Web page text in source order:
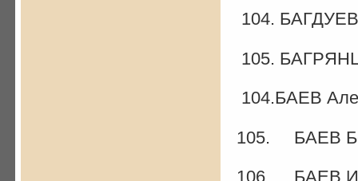
104. БАГДУЕВ
105.
104.БАЕВ
105. БАЕВ
106. БАЕВ